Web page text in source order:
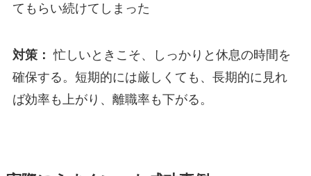
てもらい続けてしまった
対策： 忙しいときこそ、しっかりと休息の時間を
確保する。短期的には厳しくても、長期的に見れ
ば効率も上がり、離職率も下がる。